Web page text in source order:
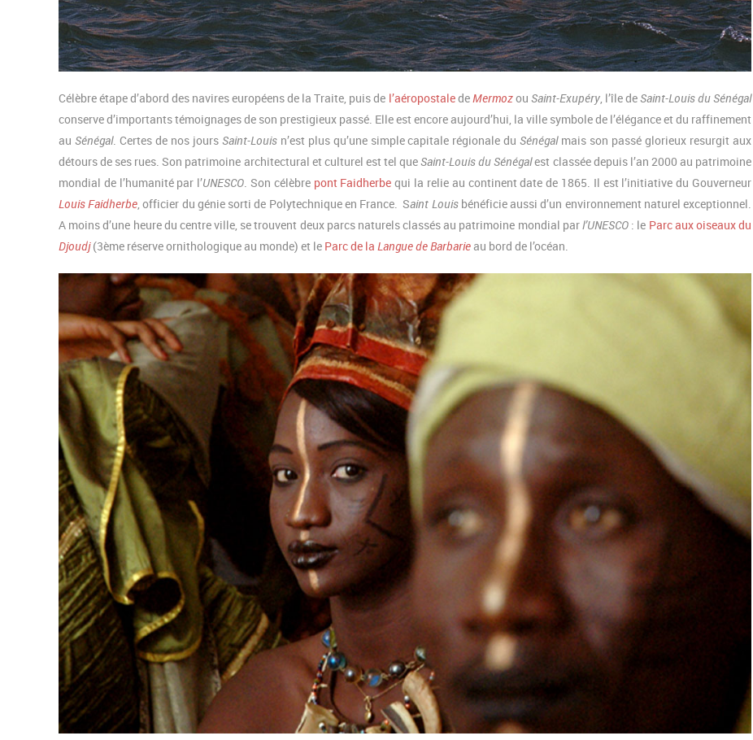
Célèbre étape d’abord des navires européens de la Traite, puis de l’aéropostalede Mermozou Saint-Exupéry, l’île deSaint-Louis du Sénégal
conserve d’importants témoignages de son prestigieux passé. Elle est encore aujourd’hui, la ville symbole de l’élégance et du raffinement
au Sénégal. Certes de nos jours Saint-Louisn’est plus qu’une simple capitale régionale duSénégal mais son passé glorieux resurgit aux
détours de ses rues. Son patrimoine architectural et culturel est tel queSaint-Louis du Sénégalest classée depuis l’an 2000 au patrimoine
mondial de l’humanité par l’UNESCO . Son célèbre pont Faidherbe qui la relie au continent date de 1865. Il est l’initiative du Gouverneur
Louis Faidherbe , officier du génie sorti de Polytechnique en France. Saint Louisbénéficie aussi d’un environnement naturel exceptionnel.
A moins d’une heure du centre ville, se trouvent deux parcs naturels classés au patrimoine mondial parl’UNESCO: le Parc aux oiseaux du
Djoudj(3ème réserve ornithologique au monde) et le Parc de la Langue de Barbarieau bord de l’océan.